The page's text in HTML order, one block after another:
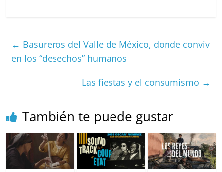
e
b
l s
A
h
at
a l p
← Basureros del Valle de México, donde conviv
en los “desechos” humanos
Las fiestas y el consumismo →
También te puede gustar